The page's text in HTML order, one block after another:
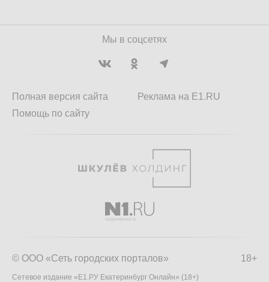
Мы в соцсетях
Полная версия сайта
Помощь по сайту
Реклама на E1.RU
18+
© ООО «Сеть городских порталов»
Сетевое издание «Е1.РУ Екатеринбург Онлайн» (18+)